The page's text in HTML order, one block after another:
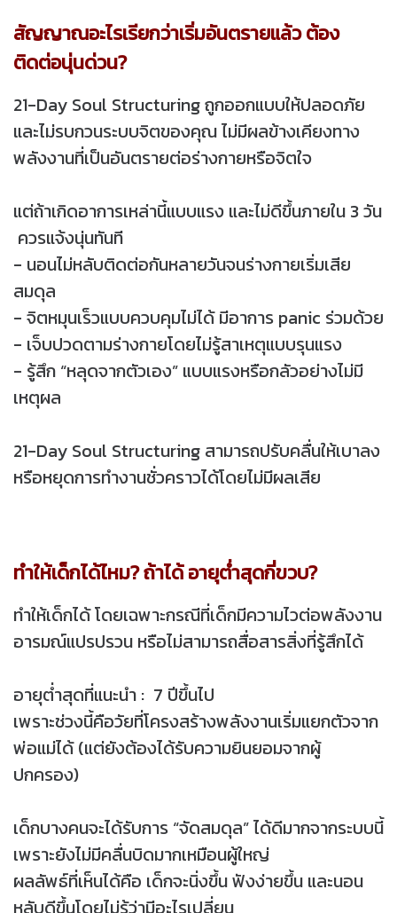
สัญญาณอะไรเรียกว่าเริ่มอันตรายแล้ว ต้อง
ติดต่อนุ่นด่วน?
21-Day Soul Structuring ถูกออกแบบให้ปลอดภัย
และไม่รบกวนระบบจิตของคุณ ไม่มีผลข้างเคียงทาง
พลังงานที่เป็นอันตรายต่อร่างกายหรือจิตใจ
แต่ถ้าเกิดอาการเหล่านี้แบบแรง และไม่ดีขึ้นภายใน 3 วัน
ควรแจ้งนุ่นทันที
- นอนไม่หลับติดต่อกันหลายวันจนร่างกายเริ่มเสีย
สมดุล
- จิตหมุนเร็วแบบควบคุมไม่ได้ มีอาการ panic ร่วมด้วย
- เจ็บปวดตามร่างกายโดยไม่รู้สาเหตุแบบรุนแรง
- รู้สึก “หลุดจากตัวเอง” แบบแรงหรือกลัวอย่างไม่มี
เหตุผล
21-Day Soul Structuring สามารถปรับคลื่นให้เบาลง
หรือหยุดการทำงานชั่วคราวได้โดยไม่มีผลเสีย
ทำให้เด็กได้ไหม? ถ้าได้ อายุต่ำสุดกี่ขวบ?
ทำให้เด็กได้ โดยเฉพาะกรณีที่เด็กมีความไวต่อพลังงาน
อารมณ์แปรปรวน หรือไม่สามารถสื่อสารสิ่งที่รู้สึกได้
อายุต่ำสุดที่แนะนำ : 7 ปีขึ้นไป
เพราะช่วงนี้คือวัยที่โครงสร้างพลังงานเริ่มแยกตัวจาก
พ่อแม่ได้ (แต่ยังต้องได้รับความยินยอมจากผู้
ปกครอง)
เด็กบางคนจะได้รับการ “จัดสมดุล” ได้ดีมากจากระบบนี้
เพราะยังไม่มีคลื่นบิดมากเหมือนผู้ใหญ่
ผลลัพธ์ที่เห็นได้คือ เด็กจะนิ่งขึ้น ฟังง่ายขึ้น และนอน
หลับดีขึ้นโดยไม่รู้ว่ามีอะไรเปลี่ยน